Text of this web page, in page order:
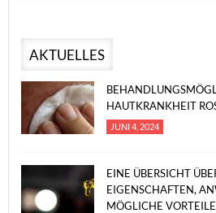
AKTUELLES
HAUTKRANKHEIT
JUNI 4, 2024
EINE ÜBERSICHT
EIGENSCHAFTEN,
MÖGLICHE VORTEILE